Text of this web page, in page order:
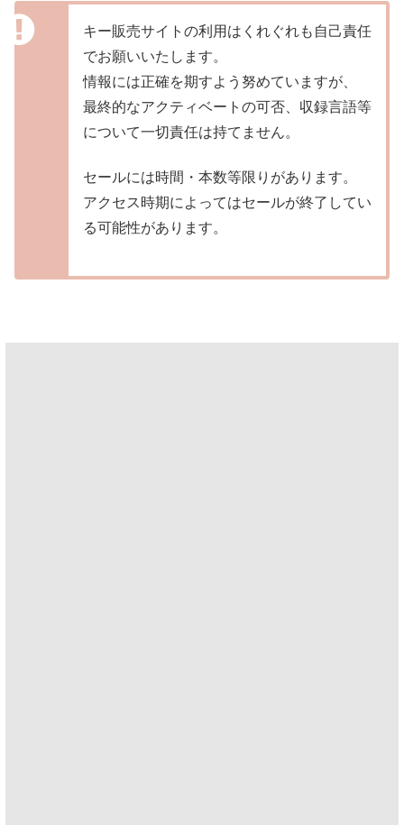
キー販売サイトの利用はくれぐれも自己責任
でお願いいたします。
情報には正確を期すよう努めていますが、
最終的なアクティベートの可否、収録言語等
について一切責任は持てません。
セールには時間・本数等限りがあります。
アクセス時期によってはセールが終了してい
る可能性があります。